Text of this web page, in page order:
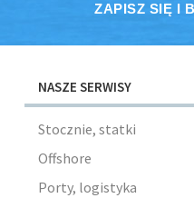
ZAPISZ SIĘ I
NASZE SERWISY
Stocznie, statki
Offshore
Porty, logistyka